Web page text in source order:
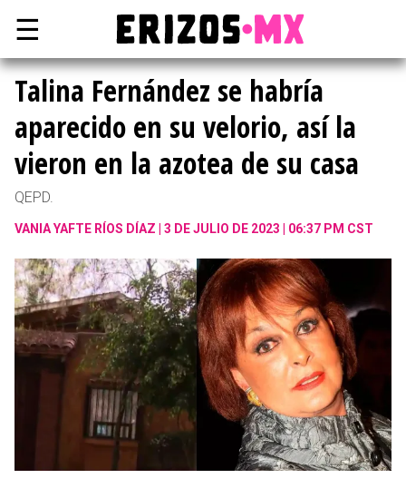
☰
Talina Fernández se habría
aparecido en su velorio, así la
vieron en la azotea de su casa
QEPD.
VANIA YAFTE RÍOS DÍAZ 3 DE JULIO DE 2023 | 06:37 PM CST